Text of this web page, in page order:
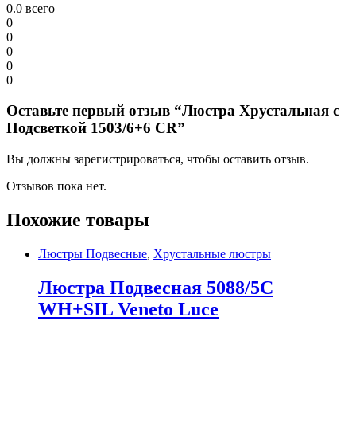
0.0 всего
0
0
0
0
0
Оставьте первый отзыв “Люстра Хрустальная с
Подсветкой 1503/6+6 CR”
Вы должны зарегистрироваться, чтобы оставить отзыв.
Отзывов пока нет.
Похожие товары
Люстры Подвесные, Хрустальные люстры
Люстра Подвесная 5088/5C
WH+SIL Veneto Luce